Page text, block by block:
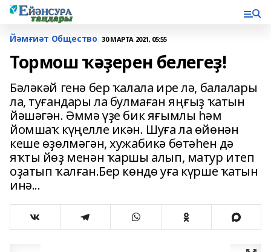
Йәмғиәт Общество 30 МАРТА 2021, 05:55
Тормош ҡәҙерен белегеҙ!
Бәләкәй генә бер ҡалала ире лә, балалары
ла, туғандары ла булмаған яңғыҙ ҡатын
йәшәгән. Әммә үҙе бик яғымлы һәм
йомшаҡ күңелле икән. Шуға ла өйөнән
кеше өҙөлмәгән, хужабикә бөтәһен дә
яҡты йөҙ менән ҡаршы алып, матур итеп
оҙатып ҡалған.Бер көндө уға күрше ҡатын
инә...